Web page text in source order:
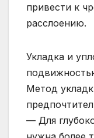
привести к
расслоению.
Укладка и
Метод
— Для